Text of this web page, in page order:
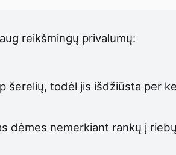
reikšmingų privalumų:
šerelių, todėl jis išdžiūsta per
dėmes nemerkiant rankų į